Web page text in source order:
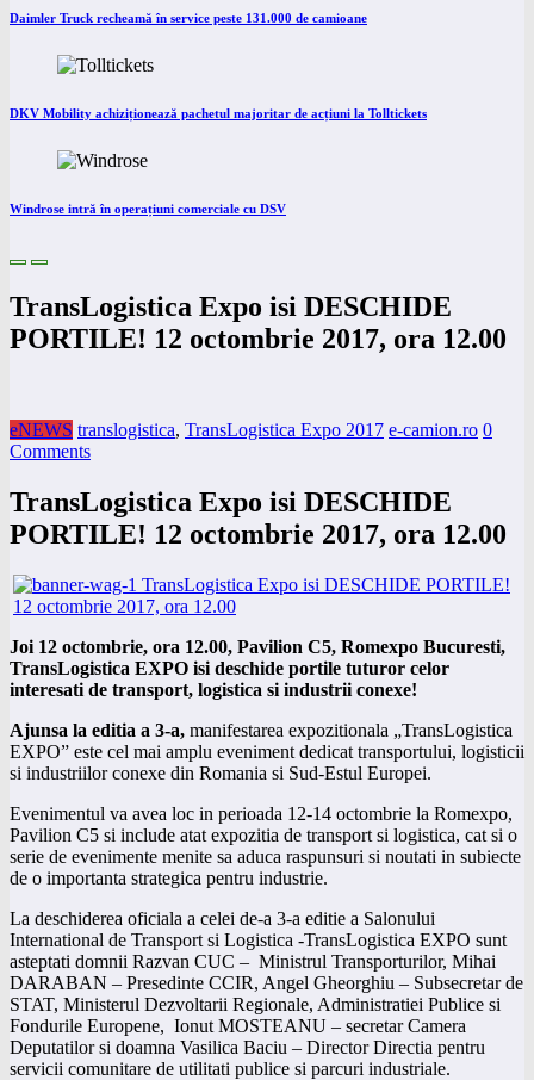
Daimler Truck recheamă în service peste 131.000 de camioane
DKV Mobility achiziționează pachetul majoritar de acțiuni la Tolltickets
Windrose intră în operațiuni comerciale cu DSV
TransLogistica Expo isi DESCHIDE
PORTILE! 12 octombrie 2017, ora 12.00
eNEWS translogistica, TransLogistica Expo 2017 e-camion.ro 0
Comments
TransLogistica Expo isi DESCHIDE
PORTILE! 12 octombrie 2017, ora 12.00
Joi 12 octombrie, ora 12.00, Pavilion C5, Romexpo Bucuresti,
TransLogistica EXPO isi deschide portile tuturor celor
interesati de transport, logistica si industrii conexe!
Ajunsa la editia a 3-a, manifestarea expozitionala „TransLogistica
EXPO” este cel mai amplu eveniment dedicat transportului, logisticii
si industriilor conexe din Romania si Sud-Estul Europei.
Evenimentul va avea loc in perioada 12-14 octombrie la Romexpo,
Pavilion C5 si include atat expozitia de transport si logistica, cat si o
serie de evenimente menite sa aduca raspunsuri si noutati in subiecte
de o importanta strategica pentru industrie.
La deschiderea oficiala a celei de-a 3-a editie a Salonului
International de Transport si Logistica -TransLogistica EXPO sunt
asteptati domnii Razvan CUC – Ministrul Transporturilor, Mihai
DARABAN – Presedinte CCIR, Angel Gheorghiu – Subsecretar de
STAT, Ministerul Dezvoltarii Regionale, Administratiei Publice si
Fondurile Europene, Ionut MOSTEANU – secretar Camera
Deputatilor si doamna Vasilica Baciu – Director Directia pentru
servicii comunitare de utilitati publice si parcuri industriale.